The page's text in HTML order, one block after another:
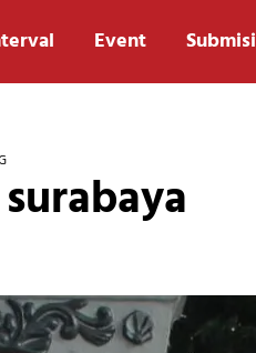
Event Submisi